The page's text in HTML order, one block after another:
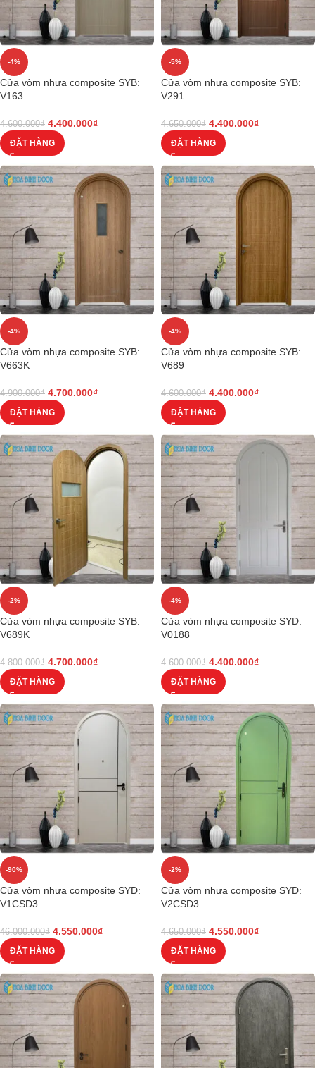
-4%
Cửa vòm nhựa composite SYB:
V163
4.600.000₫ 4.400.000₫
ĐẶT HÀNG
-5%
Cửa vòm nhựa composite SYB:
V291
4.650.000₫ 4.400.000₫
ĐẶT HÀNG
-4%
Cửa vòm nhựa composite SYB:
V663K
4.900.000₫ 4.700.000₫
ĐẶT HÀNG
-4%
Cửa vòm nhựa composite SYB:
V689
4.600.000₫ 4.400.000₫
ĐẶT HÀNG
-2%
Cửa vòm nhựa composite SYB:
V689K
4.800.000₫ 4.700.000₫
ĐẶT HÀNG
-4%
Cửa vòm nhựa composite SYD:
V0188
4.600.000₫ 4.400.000₫
ĐẶT HÀNG
-90%
Cửa vòm nhựa composite SYD:
V1CSD3
46.000.000₫ 4.550.000₫
ĐẶT HÀNG
-2%
Cửa vòm nhựa composite SYD:
V2CSD3
4.650.000₫ 4.550.000₫
ĐẶT HÀNG